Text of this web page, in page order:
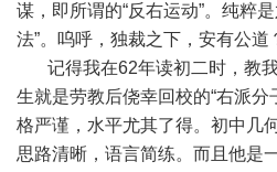
谋，即所谓的“反右运动”。纯粹
法”。呜呼，独裁之下，安有公道
记得我在62年读初二时，教
生就是劳教后侥幸回校的“右派分
格严谨，水平尤其了得。初中几
思路清晰，语言简练。而且他是